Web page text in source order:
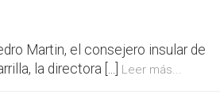
Martin, el consejero insular de
la directora [...] Leer más...